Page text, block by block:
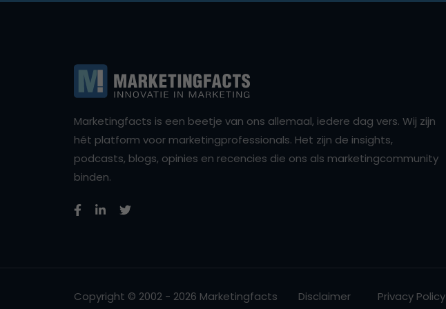
Marketingfacts is een beetje van ons allemaal, iedere dag vers. Wij zijn
hét platform voor marketingprofessionals. Het zijn de insights,
podcasts, blogs, opinies en recencies die ons als marketingcommunity
binden.
Copyright © 2002 - 2026 Marketingfacts Disclaimer Privacy Policy